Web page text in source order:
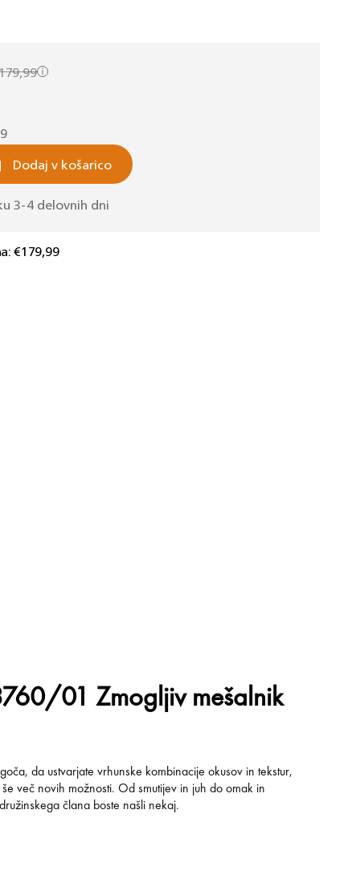
Dodaj v košarico
3-4 delovnih dni
€179,99
01 Zmogljiv mešalnik
da ustvarjate vrhunske kombinacije okusov in tekstur,
več novih možnosti. Od smutijev in juh do omak in
člana boste našli nekaj.